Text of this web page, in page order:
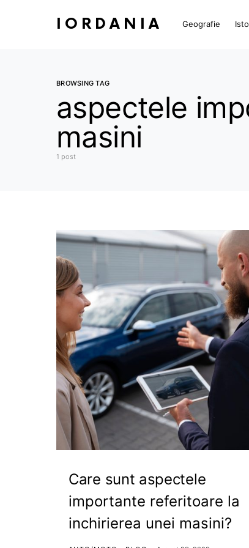
IORDANIA Geografie
BROWSING TAG
aspectele
masini
1 post
Care sunt aspectele
importante referitoare la
inchirierea unei masini?